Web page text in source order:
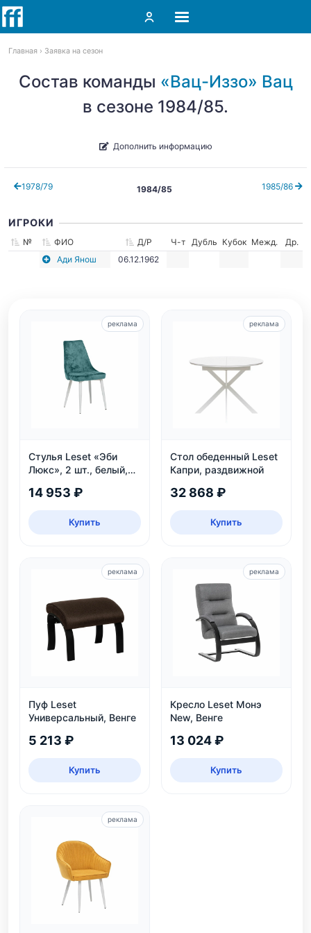
Главная Заявка на сезон
Состав команды «Вац-Иззо» Вац
в сезоне 1984/85.
Дополнить информацию
1978/79 1985/86
1984/85
ИГРОКИ
№ ФИО Д/Р Ч-т Дубль Кубок Межд.
Др.
Ади Янош
06.12.1962
Стулья Leset «Эби
Люкс», 2 шт., белый,
14 953 ₽
Купить
реклама
Стол обеденный Leset
Капри, раздвижной
32 868 ₽
Купить
реклама
Пуф Leset
Универсальный, Венге
5 213 ₽
Купить
реклама
Кресло Leset Монэ
New, Венге
13 024 ₽
Купить
реклама
реклама